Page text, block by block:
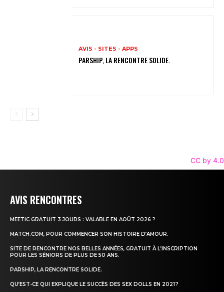
AVIS - SITES - APPS
PARSHIP, LA RENCONTRE SOLIDE.
CC by 4.0
AVIS RENCONTRES
MEETIC GRATUIT 3 JOURS : VALABLE EN AOÛT 2026 ?
MATCH.COM, POUR COMMENCER SON HISTOIRE D’AMOUR.
SITE DE RENCONTRE NOS BELLES ANNÉES, GRATUIT À L’INSCRIPTION
POUR LES SÉNIORS DE PLUS DE 50 ANS.
PARSHIP, LA RENCONTRE SOLIDE.
QU’EST-CE QUI EXPLIQUE LE SUCCÈS DES SEX DOLLS EN 2021 ?